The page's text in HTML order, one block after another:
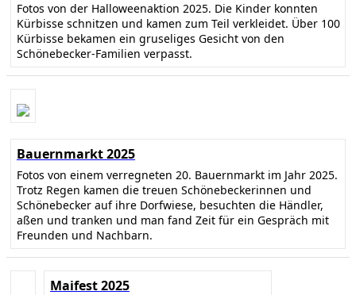
Fotos von der Halloweenaktion 2025. Die Kinder konnten
Kürbisse schnitzen und kamen zum Teil verkleidet. Über 100
Kürbisse bekamen ein gruseliges Gesicht von den
Schönebecker-Familien verpasst.
Bauernmarkt 2025
Fotos von einem verregneten 20. Bauernmarkt im Jahr 2025.
Trotz Regen kamen die treuen Schönebeckerinnen und
Schönebecker auf ihre Dorfwiese, besuchten die Händler,
aßen und tranken und man fand Zeit für ein Gespräch mit
Freunden und Nachbarn.
Maifest 2025